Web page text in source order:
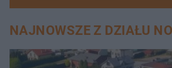
NAJNOWSZE Z DZIAŁU